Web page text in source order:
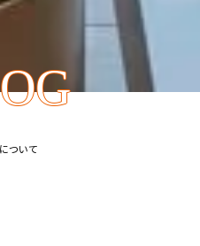
ついて